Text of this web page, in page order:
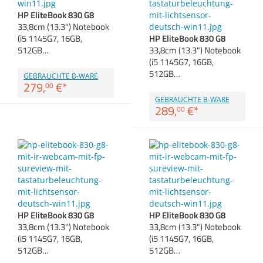
Zubehör
Anmelden
Merkzettel
HP EliteBook 830 G8
33,8cm (13.3") Notebook
(i5 1145G7, 16GB,
512GB…
GEBRAUCHTE B-WARE
279,00 €*
HP EliteBook 830 G8
33,8cm (13.3") Notebook
(i5 1145G7, 16GB,
512GB…
GEBRAUCHTE B-WARE
289,00 €*
HP EliteBook 830 G8
33,8cm (13.3") Notebook
(i5 1145G7, 16GB,
512GB…
HP EliteBook 830 G8
33,8cm (13.3") Notebook
(i5 1145G7, 16GB,
512GB…